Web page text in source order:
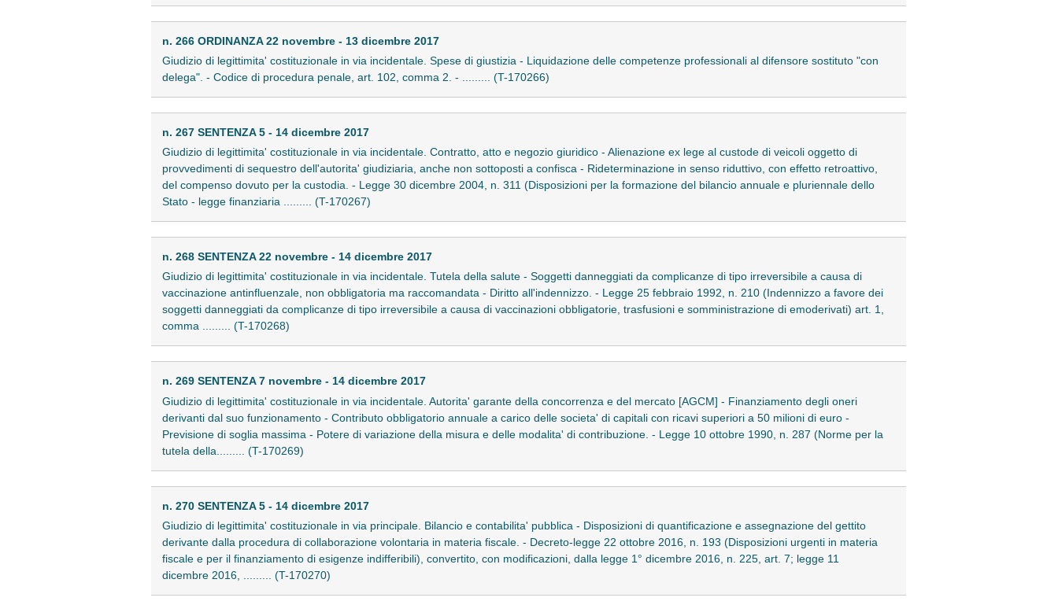
n. 266 ORDINANZA 22 novembre - 13 dicembre 2017
Giudizio di legittimita' costituzionale in via incidentale. Spese di giustizia - Liquidazione delle competenze professionali al difensore sostituto "con
delega". - Codice di procedura penale, art. 102, comma 2. - ......... (T-170266)
n. 267 SENTENZA 5 - 14 dicembre 2017
Giudizio di legittimita' costituzionale in via incidentale. Contratto, atto e negozio giuridico - Alienazione ex lege al custode di veicoli oggetto di
provvedimenti di sequestro dell'autorita' giudiziaria, anche non sottoposti a confisca - Rideterminazione in senso riduttivo, con effetto retroattivo,
del compenso dovuto per la custodia. - Legge 30 dicembre 2004, n. 311 (Disposizioni per la formazione del bilancio annuale e pluriennale dello
Stato - legge finanziaria ......... (T-170267)
n. 268 SENTENZA 22 novembre - 14 dicembre 2017
Giudizio di legittimita' costituzionale in via incidentale. Tutela della salute - Soggetti danneggiati da complicanze di tipo irreversibile a causa di
vaccinazione antinfluenzale, non obbligatoria ma raccomandata - Diritto all'indennizzo. - Legge 25 febbraio 1992, n. 210 (Indennizzo a favore dei
soggetti danneggiati da complicanze di tipo irreversibile a causa di vaccinazioni obbligatorie, trasfusioni e somministrazione di emoderivati) art. 1,
comma ......... (T-170268)
n. 269 SENTENZA 7 novembre - 14 dicembre 2017
Giudizio di legittimita' costituzionale in via incidentale. Autorita' garante della concorrenza e del mercato [AGCM] - Finanziamento degli oneri
derivanti dal suo funzionamento - Contributo obbligatorio annuale a carico delle societa' di capitali con ricavi superiori a 50 milioni di euro -
Previsione di soglia massima - Potere di variazione della misura e delle modalita' di contribuzione. - Legge 10 ottobre 1990, n. 287 (Norme per la
tutela della......... (T-170269)
n. 270 SENTENZA 5 - 14 dicembre 2017
Giudizio di legittimita' costituzionale in via principale. Bilancio e contabilita' pubblica - Disposizioni di quantificazione e assegnazione del gettito
derivante dalla procedura di collaborazione volontaria in materia fiscale. - Decreto-legge 22 ottobre 2016, n. 193 (Disposizioni urgenti in materia
fiscale e per il finanziamento di esigenze indifferibili), convertito, con modificazioni, dalla legge 1° dicembre 2016, n. 225, art. 7; legge 11
dicembre 2016, ......... (T-170270)